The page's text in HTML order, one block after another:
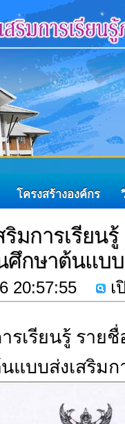
โครงสร้างองค์กร
ริมการเรียน
กษาต้นแบบ
20:57:55 เ
รเรียนรู้ รา
แบบส่งเสริมก